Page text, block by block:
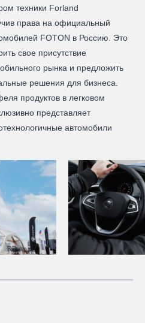
техники Forland
права на официальный
FOTON в Россию. Это
свое присутствие
рынка и предложить
решения для бизнеса.
продуктов в легковом
представляет
автомобили